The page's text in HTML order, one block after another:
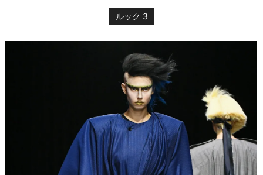
ルック 3